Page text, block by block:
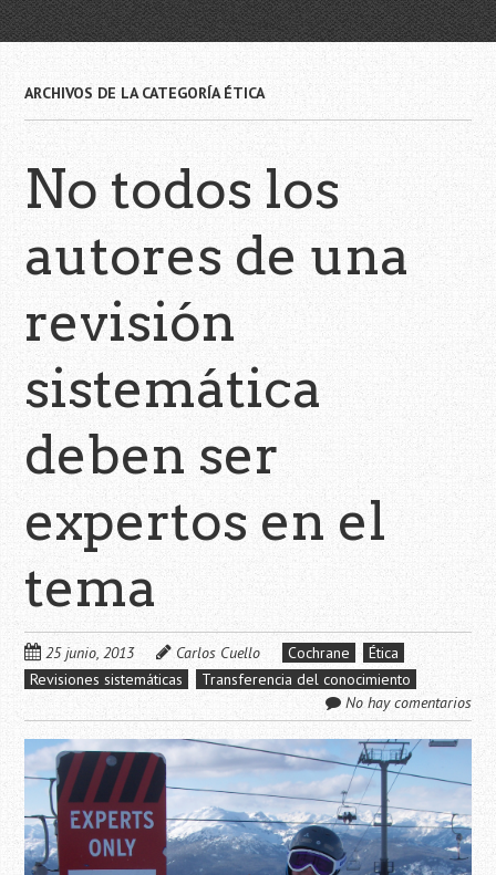
ARCHIVOS DE LA CATEGORÍAÉTICA
No todos los
autores de una
revisión
sistemática
deben ser
expertos en el
tema
25 junio, 2013 Carlos Cuello Cochrane
Ética
Revisiones sistemáticas
Transferencia del conocimiento
No hay comentarios